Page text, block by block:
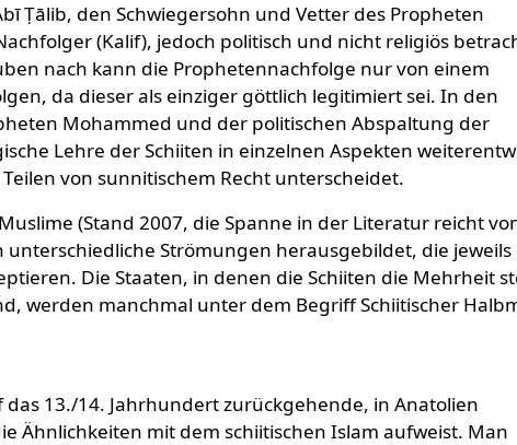
Ṭālib, den Schwiegersohn und Vetter des Propheten
(Kalif), jedoch politisch und nicht religiös
nach kann die Prophetennachfolge nur von einem
da dieser als einziger göttlich legitimiert sei. In den
Mohammed und der politischen Abspaltung der
Lehre der Schiiten in einzelnen Aspekten
von sunnitischem Recht unterscheidet.
(Stand 2007, die Spanne in der Literatur reicht
unterschiedliche Strömungen herausgebildet, die jeweils
Die Staaten, in denen die Schiiten die Mehrheit
werden manchmal unter dem Begriff Schiitischer
das 13./14. Jahrhundert zurückgehende, in Anatolien
Ähnlichkeiten mit dem schiitischen Islam aufweist. Man